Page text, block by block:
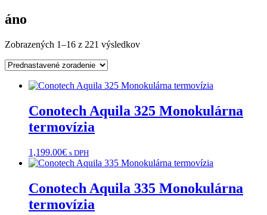
áno
Zobrazených 1–16 z 221 výsledkov
Conotech Aquila 325 Monokulárna
termovízia
1,199.00€ s DPH
Conotech Aquila 335 Monokulárna
termovízia